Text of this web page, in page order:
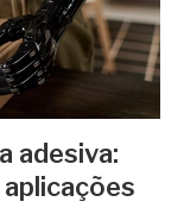
adesiva: